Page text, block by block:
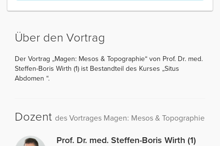
Über den Vortrag
Der Vortrag „Magen: Mesos & Topographie“ von Prof. Dr. med.
Steffen-Boris Wirth (1) ist Bestandteil des Kurses „Situs
Abdomen “.
Dozent des Vortrages Magen: Mesos & Topographie
Prof. Dr. med. Steffen-Boris Wirth (1)